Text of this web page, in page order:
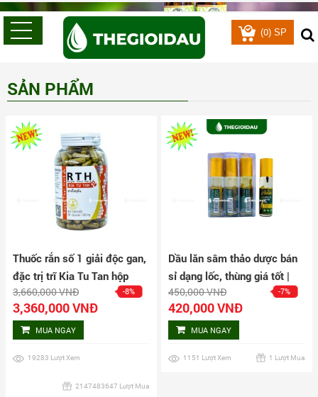
(0) SP
SẢN PHẨM
Thuốc rắn số 1 giải độc gan,
đặc trị trĩ Kia Tu Tan hộp
160 viên
3,660,000 VNĐ -8%
3,360,000 VNĐ
MUA NGAY
19283 Lượt Xem
2147483647 Lượt Mua
Dầu lăn sâm thảo dược bán
sỉ dạng lốc, thùng giá tốt |
Dauthaoduoc.net
450,000 VNĐ -7%
420,000 VNĐ
MUA NGAY
1151 Lượt Xem 1 Lượt Mua